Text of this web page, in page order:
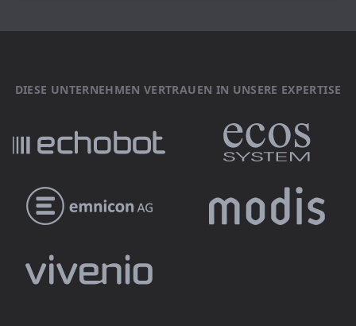
DIESE UNTERNEHMEN VERTRAUEN IN UNSERE EXPERTISE